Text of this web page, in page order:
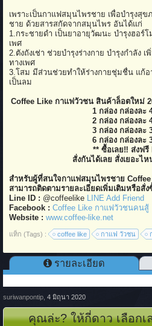
เพราะเป็นกาแฟสมุนไพรชาย เพื่อบำรุงสุ
ชาย ด้วยสารสกัดจากสมุนไพร อันได้แก่
1.กระชายดำ เป็นยาอายุวัฒนะ บำรุงฮอร์
เพศ
2.ตังถังเช่า ช่วยบำรุงร่างกาย บำรุงกำลัง
ทางเพศ
3.โสม มีส่วนช่วยทำให้ร่างกายชุ่มชื่น แก้
เป็นลม
Coffee Like กาแฟวัวชน สินค้าล็อตใหม่
1 กล่อง กล่องละ
2 กล่อง กล่องละ
3 กล่อง กล่องละ
6 กล่อง กล่องละ
** ซื้อเลย‼️ ส่งฟรี
สั่งกันได้เลย สั่งเยอะไ
สำหรับผู้ที่สนใจกาแฟสมุนไพรชาย
สามารถติดตามรายละเอียดเพิ่มเติมหรือสั่
Line ID : @coffeelike LINE Add Friend
Facebook : Coffee Like กาแฟวัวชนคนสู้
Website : www.coffee-like.net
แท็ก (Tags) : coffee like กาแฟ วัวชน
รายละเอียด
suriwanpontip 4 มิถุนา 2020
คุณล่ะ? ให้กี่ดาว เลือก